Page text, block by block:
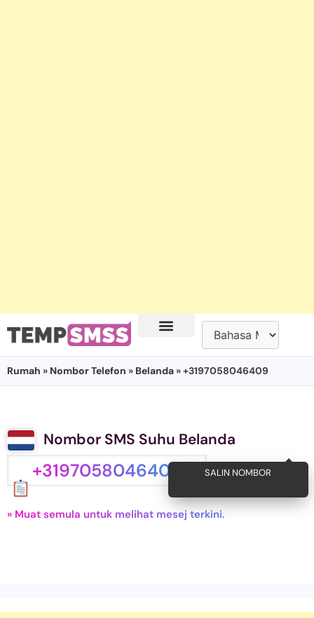
Rumah » Nombor Telefon » Belanda » +3197058046409
Nombor SMS Suhu Belanda
+3197058046409 SALIN NOMBOR
» Muat semula untuk melihat mesej terkini.